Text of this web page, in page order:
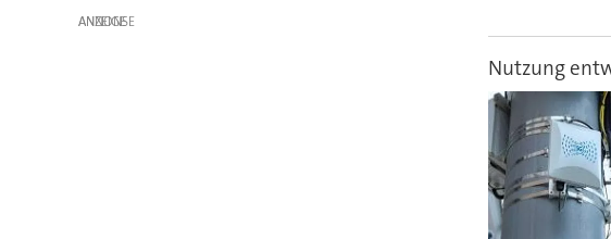
ANZEIGE
Nutzung